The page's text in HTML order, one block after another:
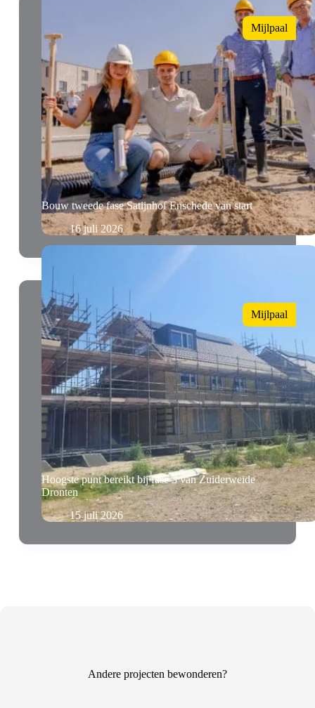
Mijlpaal
Bouw tweede fase Satijnhof Enschede van start
16 juli 2026
Mijlpaal
Hoogste punt bereikt bij fase 3 van Zuiderweide
Dronten
15 juli 2026
Andere projecten bewonderen?